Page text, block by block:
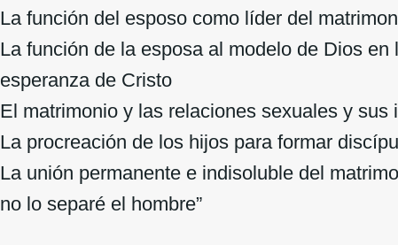
La función del esposo como líder del
La función de la esposa al modelo de Dios en
esperanza de Cristo
El matrimonio y las relaciones sexuales y sus
La procreación de los hijos para formar
La unión permanente e indisoluble del
no lo separé el hombre”